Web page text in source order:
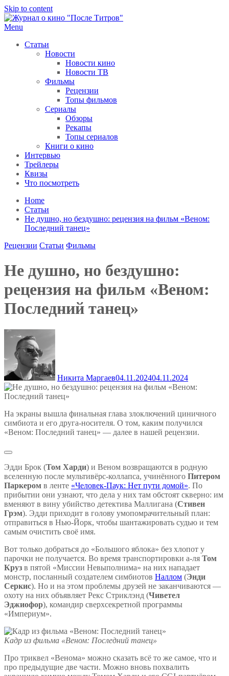
Skip to content
Menu
Статьи
Новости
Новости кино
Новости ТВ
Фильмы
Рецензии
Топы фильмов
Сериалы
Обзоры
Рекапы
Топы сериалов
Книги о кино
Интервью
Трейлеры
Квизы
Что посмотреть
Home
Статьи
Не душно, но бездушно: рецензия на фильм «Веном:
Последний танец»
Рецензии Статьи Фильмы
Не душно, но бездушно:
рецензия на фильм «Веном:
Последний танец»
Никита Маргаев04.11.202404.11.2024
На экраны вышла финальная глава злоключений циничного
симбиота и его друга-носителя. О том, каким получился
«Веном: Последний танец» — далее в нашей рецензии.
Эдди Брок (Том Харди) и Веном возвращаются в родную
вселенную после мультивёрс-коллапса, учинённого Питером
Паркером в ленте «Человек-Паук: Нет пути домой». По
прибытии они узнают, что дела у них там обстоят скверно: им
вменяют в вину убийство детектива Маллигана (Стивен
Грэм). Эдди приходит в голову умопомрачительный план:
отправиться в Нью-Йорк, чтобы шантажировать судью и тем
самым очистить своё имя.
Вот только добраться до «Большого яблока» без хлопот у
парочки не получается. Во время транспортировки а-ля Том
Круз в пятой «Миссии Невыполнима» на них нападает
монстр, посланный создателем симбиотов Наллом (Энди
Серкис). Но и на этом проблемы друзей не заканчиваются —
охоту на них объявляет Рекс Стриклэнд (Чиветел
Эджиофор), командир сверхсекретной программы
«Империум».
Кадр из фильма «Веном: Последний танец»
Про триквел «Венома» можно сказать всё то же самое, что и
про предыдущие две части. Можно вновь похвалить